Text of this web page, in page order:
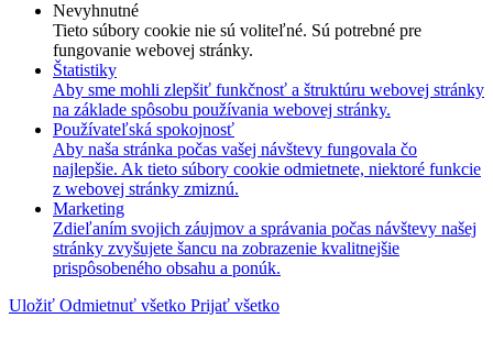
Nevyhnutné
Tieto súbory cookie nie sú voliteľné. Sú potrebné pre
fungovanie webovej stránky.
Štatistiky
Aby sme mohli zlepšiť funkčnosť a štruktúru webovej stránky
na základe spôsobu používania webovej stránky.
Používateľská spokojnosť
Aby naša stránka počas vašej návštevy fungovala čo
najlepšie. Ak tieto súbory cookie odmietnete, niektoré funkcie
z webovej stránky zmiznú.
Marketing
Zdieľaním svojich záujmov a správania počas návštevy našej
stránky zvyšujete šancu na zobrazenie kvalitnejšie
prispôsobeného obsahu a ponúk.
Uložiť Odmietnuť všetko Prijať všetko